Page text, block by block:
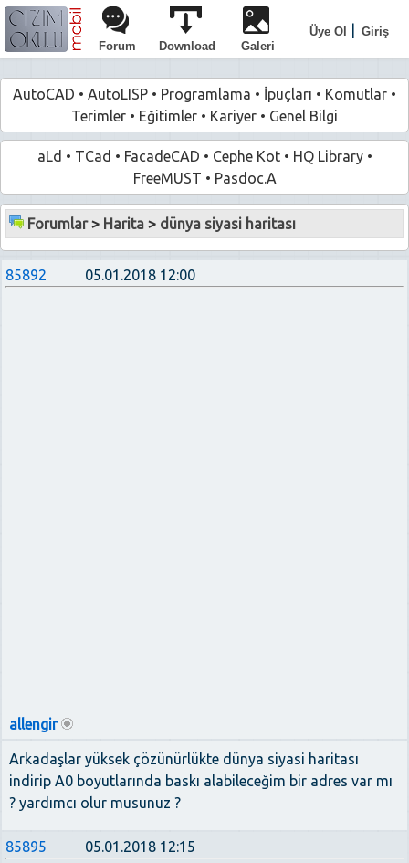
Üye Ol
Giriş
Forum
Download Galeri
AutoCAD • AutoLISP • Programlama • İpuçları • Komutlar •
Terimler • Eğitimler • Kariyer • Genel Bilgi
aLd • TCad • FacadeCAD • Cephe Kot• HQ Library•
FreeMUST • Pasdoc.A
Forumlar> Harita > dünya siyasi haritası
85892 05.01.2018 12:00
allengir
Arkadaşlar yüksek çözünürlükte dünya siyasi haritası
indirip A0 boyutlarında baskı alabileceğim bir adres var mı
? yardımcı olur musunuz ?
85895
05.01.2018 12:15